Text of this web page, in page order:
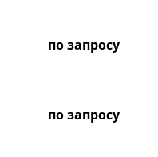
по запросу
по запросу